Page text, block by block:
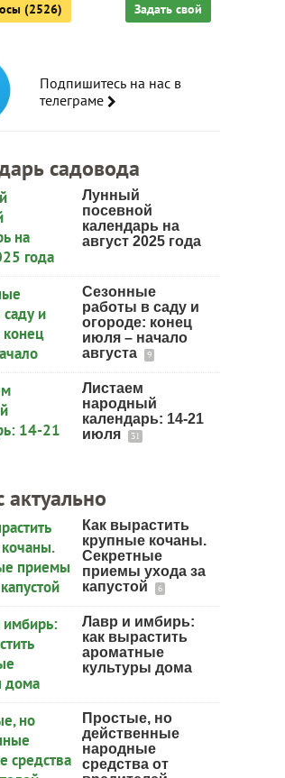
(2526) Задать свой
Подпишитесь на нас в
телеграме
садовода
Лунный
посевной
календарь на
август 2025 года
Сезонные
работы в саду и
огороде: конец
июля – начало
августа
9
Листаем
народный
календарь: 14-21
июля
31
актуально
Как вырастить
крупные кочаны.
Секретные
приемы ухода за
капустой
6
Лавр и имбирь:
как вырастить
ароматные
культуры дома
Простые, но
действенные
народные
средства от